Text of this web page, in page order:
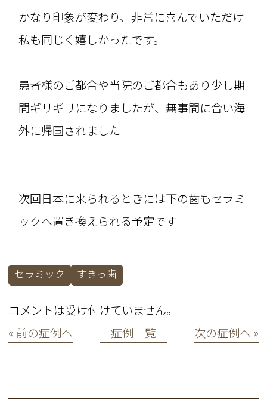
かなり印象が変わり、非常に喜んでいただけ
私も同じく嬉しかったです。
患者様のご都合や当院のご都合もあり少し期
間ギリギリになりましたが、無事間に合い海
外に帰国されました
次回日本に来られるときには下の歯もセラミ
ックへ置き換えられる予定です
セラミック すきっ歯
コメントは受け付けていません。
« 前の症例へ
│症例一覧│ 次の症例へ »